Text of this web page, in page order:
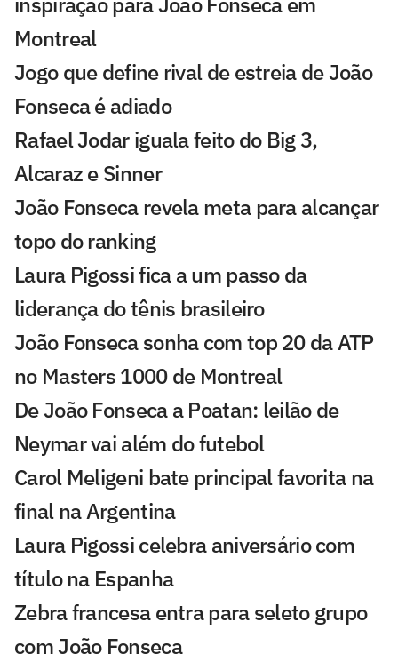
Montreal
Jogo que define rival de estreia de João
Fonseca é adiado
Rafael Jodar iguala feito do Big 3,
Alcaraz e Sinner
João Fonseca revela meta para alcançar
topo do ranking
Laura Pigossi fica a um passo da
liderança do tênis brasileiro
João Fonseca sonha com top 20 da ATP
no Masters 1000 de Montreal
De João Fonseca a Poatan: leilão de
Neymar vai além do futebol
Carol Meligeni bate principal favorita na
final na Argentina
Laura Pigossi celebra aniversário com
título na Espanha
Zebra francesa entra para seleto grupo
com João Fonseca